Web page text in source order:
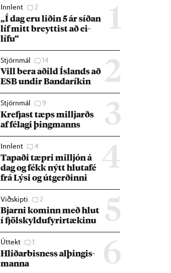
1
Innlent 2
„Í dag eru lið­in 5 ár síð­an
líf mitt breytt­ist að ei­
lífu“
2
Stjórnmál 14
Vill bera að­ild Ís­lands að
ESB und­ir Banda­rík­in
3
Stjórnmál 9
Krefjast tæps millj­arðs
af fé­lagi þing­manns
4
Innlent 4
Tap­aði tæpri millj­ón á
dag og fékk nýtt hluta­fé
frá Lýsi og út­gerð­inni
5
Viðskipti 2
Bjarni kom­inn með hlut
í fjöl­skyldu­fyr­ir­tæk­inu
6
Úttekt 1
Hlið­ar­bis­ness al­þing­is­
manna